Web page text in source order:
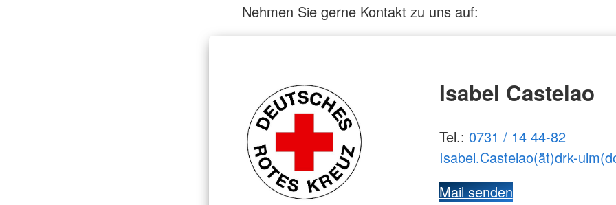
Nehmen Sie gerne Kontakt zu uns auf:
Isabel Castelao
Tel.: 0731 / 14 44-82
Isabel.Castelao(ät)drk-
Mail senden